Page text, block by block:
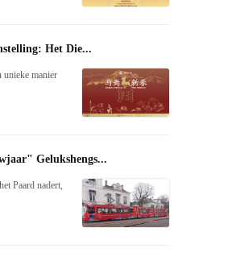
Het Die...
unieke manier
Gelukshengs...
Paard nadert,